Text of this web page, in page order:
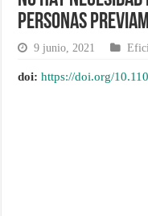
personas
9 junio, 2021
doi: https://doi.org/